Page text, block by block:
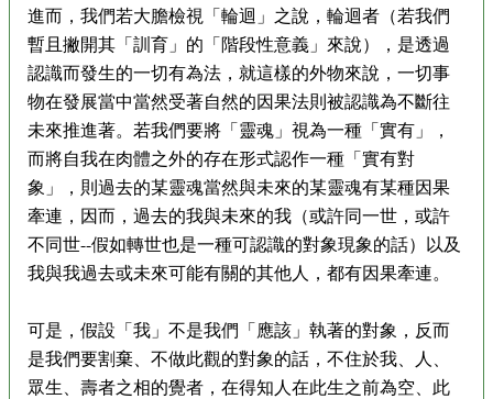
進而，我們若大膽檢視「輪迴」之說，輪迴者（若我們
暫且撇開其「訓育」的「階段性意義」來說），是透過
認識而發生的一切有為法，就這樣的外物來說，一切事
物在發展當中當然受著自然的因果法則被認識為不斷往
未來推進著。若我們要將「靈魂」視為一種「實有」，
而將自我在肉體之外的存在形式認作一種「實有對
象」，則過去的某靈魂當然與未來的某靈魂有某種因果
牽連，因而，過去的我與未來的我（或許同一世，或許
不同世--假如轉世也是一種可認識的對象現象的話）以及
我與我過去或未來可能有關的其他人，都有因果牽連。
可是，假設「我」不是我們「應該」執著的對象，反而
是我們要割棄、不做此觀的對象的話，不住於我、人、
眾生、壽者之相的覺者，在得知人在此生之前為空、此